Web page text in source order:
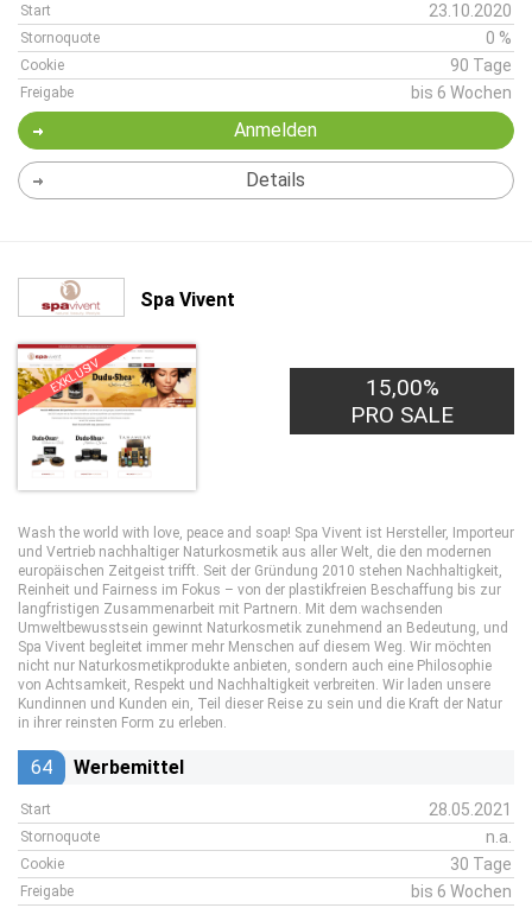
Start 23.10.2020
Stornoquote 0 %
Cookie 90 Tage
Freigabe bis 6 Wochen
Anmelden
Details
Spa Vivent
EXKLUSIV
15,00%
PRO SALE
Wash the world with love, peace and soap! Spa Vivent ist Hersteller, Importeur
und Vertrieb nachhaltiger Naturkosmetik aus aller Welt, die den modernen
europäischen Zeitgeist trifft. Seit der Gründung 2010 stehen Nachhaltigkeit,
Reinheit und Fairness im Fokus – von der plastikfreien Beschaffung bis zur
langfristigen Zusammenarbeit mit Partnern. Mit dem wachsenden
Umweltbewusstsein gewinnt Naturkosmetik zunehmend an Bedeutung, und
Spa Vivent begleitet immer mehr Menschen auf diesem Weg. Wir möchten
nicht nur Naturkosmetikprodukte anbieten, sondern auch eine Philosophie
von Achtsamkeit, Respekt und Nachhaltigkeit verbreiten. Wir laden unsere
Kundinnen und Kunden ein, Teil dieser Reise zu sein und die Kraft der Natur
in ihrer reinsten Form zu erleben.
64 Werbemittel
Start 28.05.2021
Stornoquote n.a.
Cookie 30 Tage
Freigabe bis 6 Wochen